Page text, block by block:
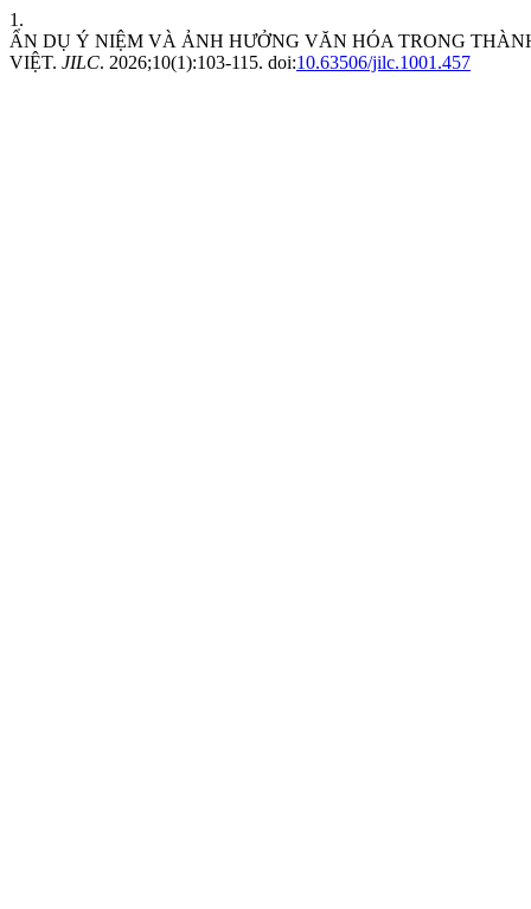
1.
ẨN DỤ Ý NIỆM VÀ ẢNH HƯỞNG VĂN HÓA TRONG
VIỆT. JILC. 2026;10(1):103-115. doi:10.63506/jilc.1001.457